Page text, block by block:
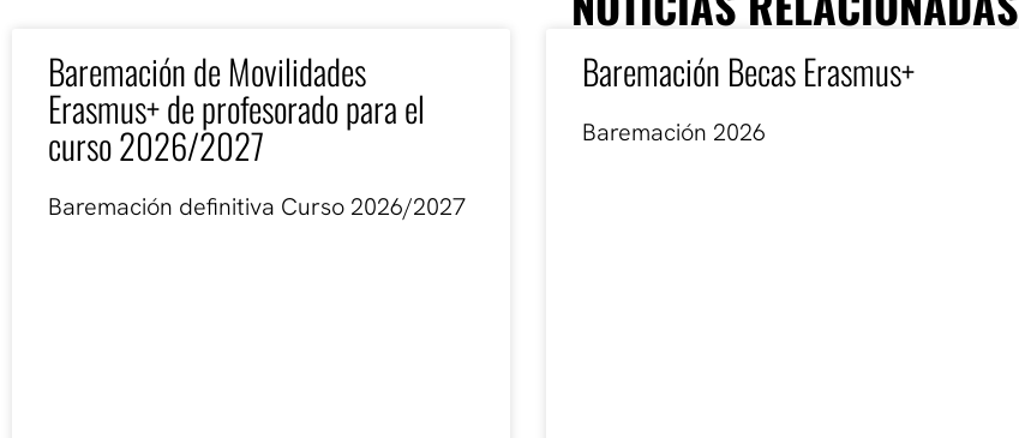
Baremación de Movilidades
Erasmus+ de profesorado para el
curso 2026/2027
Baremación definitiva Curso 2026/2027
Baremación Becas Erasmus+
Baremación 2026